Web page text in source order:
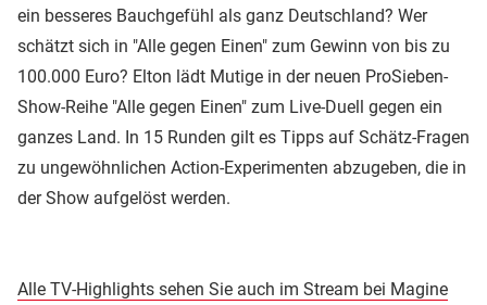
ein besseres Bauchgefühl als ganz Deutschland? Wer
schätzt sich in "Alle gegen Einen" zum Gewinn von bis zu
100.000 Euro? Elton lädt Mutige in der neuen ProSieben-
Show-Reihe "Alle gegen Einen" zum Live-Duell gegen ein
ganzes Land. In 15 Runden gilt es Tipps auf Schätz-Fragen
zu ungewöhnlichen Action-Experimenten abzugeben, die in
der Show aufgelöst werden.
Alle TV-Highlights sehen Sie auch im Stream bei Magine